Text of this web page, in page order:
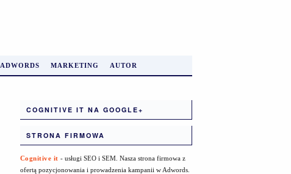
ADWORDS MARKETING AUTOR
COGNITIVE IT NA GOOGLE+
STRONA FIRMOWA
Cognitive it - usługi SEO i SEM. Nasza strona firmowa z
ofertą pozycjonowania i prowadzenia kampanii w Adwords.